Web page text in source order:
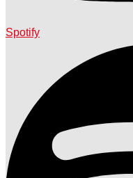
Spotify